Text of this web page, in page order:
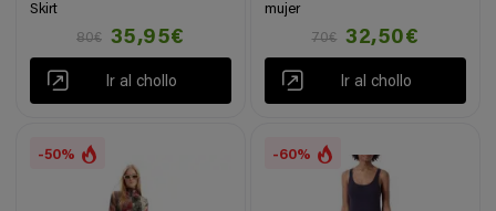
Skirt
80€
35,95€
Ir al chollo
mujer
70€
32,50€
Ir al chollo
-50% -60%